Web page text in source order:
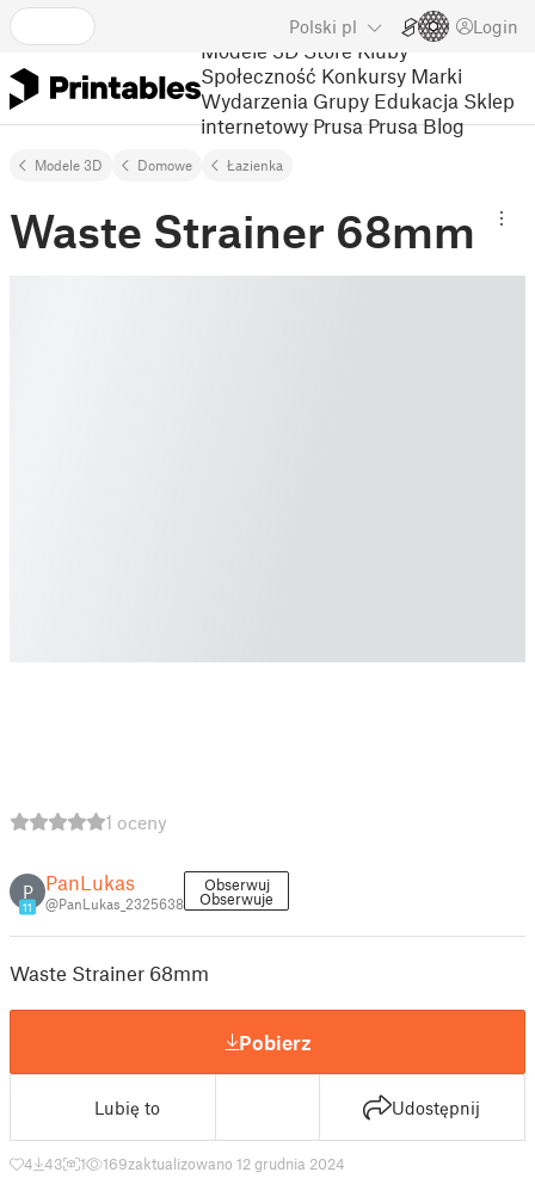
Polski pl Login
Modele 3D Store Kluby
Społeczność Konkursy Marki
Wydarzenia Grupy Edukacja Sklep
internetowy Prusa Prusa Blog
Modele 3D Domowe Łazienka
Waste Strainer 68mm
1 oceny
P
11
PanLukas
@PanLukas_2325638
Obserwuj
Obserwuje
Waste Strainer 68mm
Pobierz
Lubię to Udostępnij
4 43 1 169zaktualizowano 12 grudnia 2024